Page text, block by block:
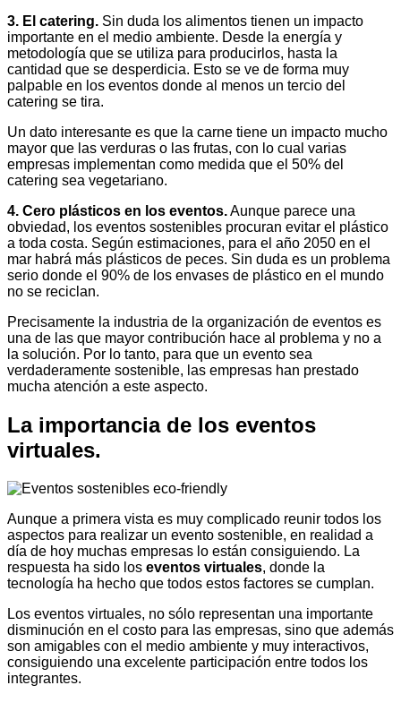
3. El catering. Sin duda los alimentos tienen un impacto
importante en el medio ambiente. Desde la energía y
metodología que se utiliza para producirlos, hasta la
cantidad que se desperdicia. Esto se ve de forma muy
palpable en los eventos donde al menos un tercio del
catering se tira.
Un dato interesante es que la carne tiene un impacto mucho
mayor que las verduras o las frutas, con lo cual varias
empresas implementan como medida que el 50% del
catering sea vegetariano.
4. Cero plásticos en los eventos.Aunque parece una
obviedad, los eventos sostenibles procuran evitar el plástico
a toda costa. Según estimaciones, para el año 2050 en el
mar habrá más plásticos de peces. Sin duda es un problema
serio donde el 90% de los envases de plástico en el mundo
no se reciclan.
Precisamente la industria de la organización de eventos es
una de las que mayor contribución hace al problema y no a
la solución. Por lo tanto, para que un evento sea
verdaderamente sostenible, las empresas han prestado
mucha atención a este aspecto.
La importancia de los eventos
virtuales.
Aunque a primera vista es muy complicado reunir todos los
aspectos para realizar un evento sostenible, en realidad a
día de hoy muchas empresas lo están consiguiendo. La
respuesta ha sido los eventos virtuales, donde la
tecnología ha hecho que todos estos factores se cumplan.
Los eventos virtuales, no sólo representan una importante
disminución en el costo para las empresas, sino que además
son amigables con el medio ambiente y muy interactivos,
consiguiendo una excelente participación entre todos los
integrantes.